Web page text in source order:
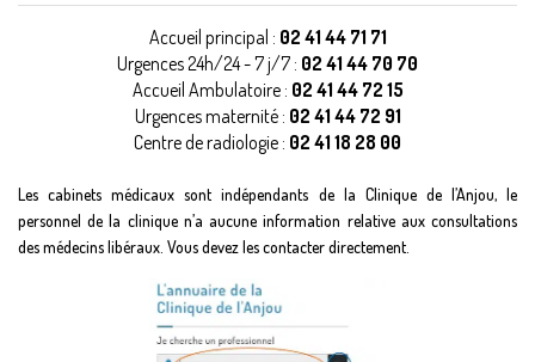
Accueil principal : 02 41 44 71 71
Urgences 24h/24 - 7 j/7 : 02 41 44 70 70
Accueil Ambulatoire : 02 41 44 72 15
Urgences maternité : 02 41 44 72 91
Centre de radiologie : 02 41 18 28 00
Les cabinets médicaux sont indépendants de la Clinique de l’Anjou, le
personnel de la clinique n’a aucune information relative aux consultations
des médecins libéraux. Vous devez les contacter directement.